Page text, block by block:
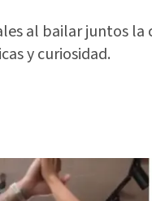
al bailar juntos la
y curiosidad.